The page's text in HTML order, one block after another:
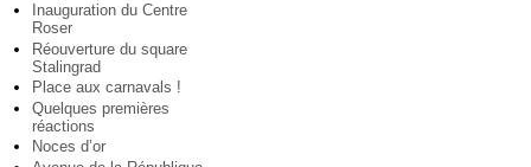
Inauguration du Centre
Roser
Réouverture du square
Stalingrad
Place aux carnavals !
Quelques premières
réactions
Noces d’or